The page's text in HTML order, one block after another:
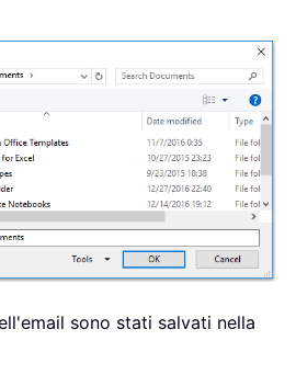
sono stati salvati nella